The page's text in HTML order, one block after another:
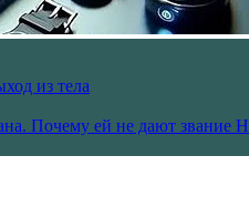
из тела
Почему ей не дают звание